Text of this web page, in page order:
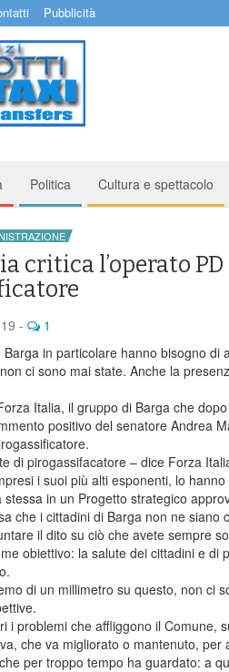
Pubblicità
Politica Cultura e spettacolo
critica l’operato
- 1
Barga in particolare hanno bisogno
ci sono mai state. Anche la
Italia, il gruppo di Barga che
positivo del senatore Andrea
di pirogassifacatore – dice Forza
i suoi più alti esponenti, lo
stessa in un Progetto strategico
che i cittadini di Barga non ne siano
il dito su ciò che avete sempre
obiettivo: la salute dei cittadini e di
di un millimetro su questo, non ci
i problemi che affliggono il Comune,
che va migliorato o mantenuto,
per troppo tempo ha guardato: a